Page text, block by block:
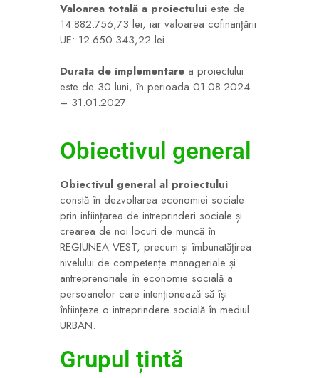
Valoarea totală a proiectului este de
14.882.756,73 lei, iar valoarea cofinanțării
UE: 12.650.343,22 lei.
Durata de implementare a proiectului
este de 30 luni, în perioada 01.08.2024
– 31.01.2027.
Obiectivul general
Obiectivul general al proiectului
constă în dezvoltarea economiei sociale
prin inființarea de intreprinderi sociale și
crearea de noi locuri de muncă în
REGIUNEA VEST, precum și îmbunatățirea
nivelului de competențe manageriale și
antreprenoriale în economie socială a
persoanelor care intenționează să își
înființeze o intreprindere socială în mediul
URBAN.
Grupul țintă